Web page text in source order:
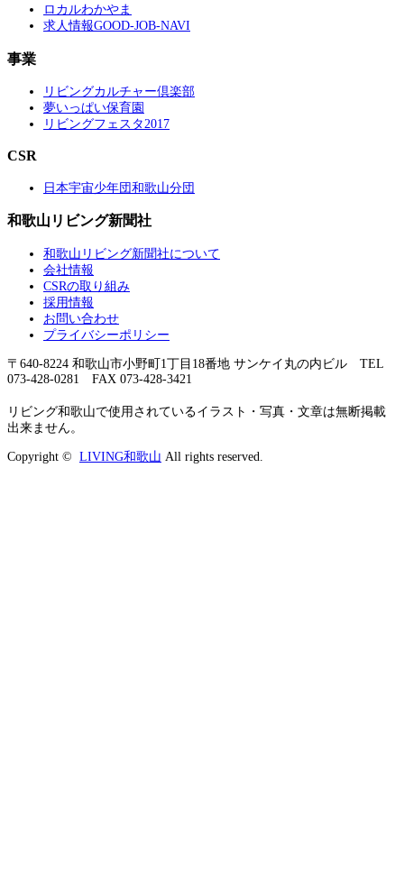
ロカルわかやま
求人情報GOOD-JOB-NAVI
事業
リビングカルチャー倶楽部
夢いっぱい保育園
リビングフェスタ2017
CSR
日本宇宙少年団和歌山分団
和歌山リビング新聞社
和歌山リビング新聞社について
会社情報
CSRの取り組み
採用情報
お問い合わせ
プライバシーポリシー
〒640-8224 和歌山市小野町1丁目18番地 サンケイ丸の内ビル TEL
073-428-0281 FAX 073-428-3421
リビング和歌山で使用されているイラスト・写真・文章は無断掲載
出来ません。
Copyright © LIVING和歌山 All rights reserved.